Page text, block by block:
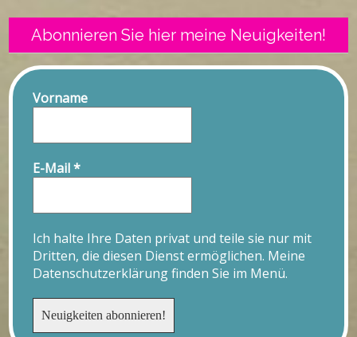
Abonnieren Sie hier meine Neuigkeiten!
Vorname
E-Mail*
Ich halte Ihre Daten privat und teile sie nur mit
Dritten, die diesen Dienst ermöglichen. Meine
Datenschutzerklärung finden Sie im Menü.